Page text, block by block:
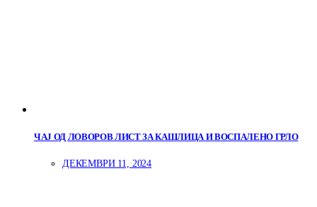
ЧАЈ ОД ЛОВОРОВ ЛИСТ ЗА КАШЛИЦА И ВОСПАЛЕНО ГРЛО
ДЕКЕМВРИ 11, 2024